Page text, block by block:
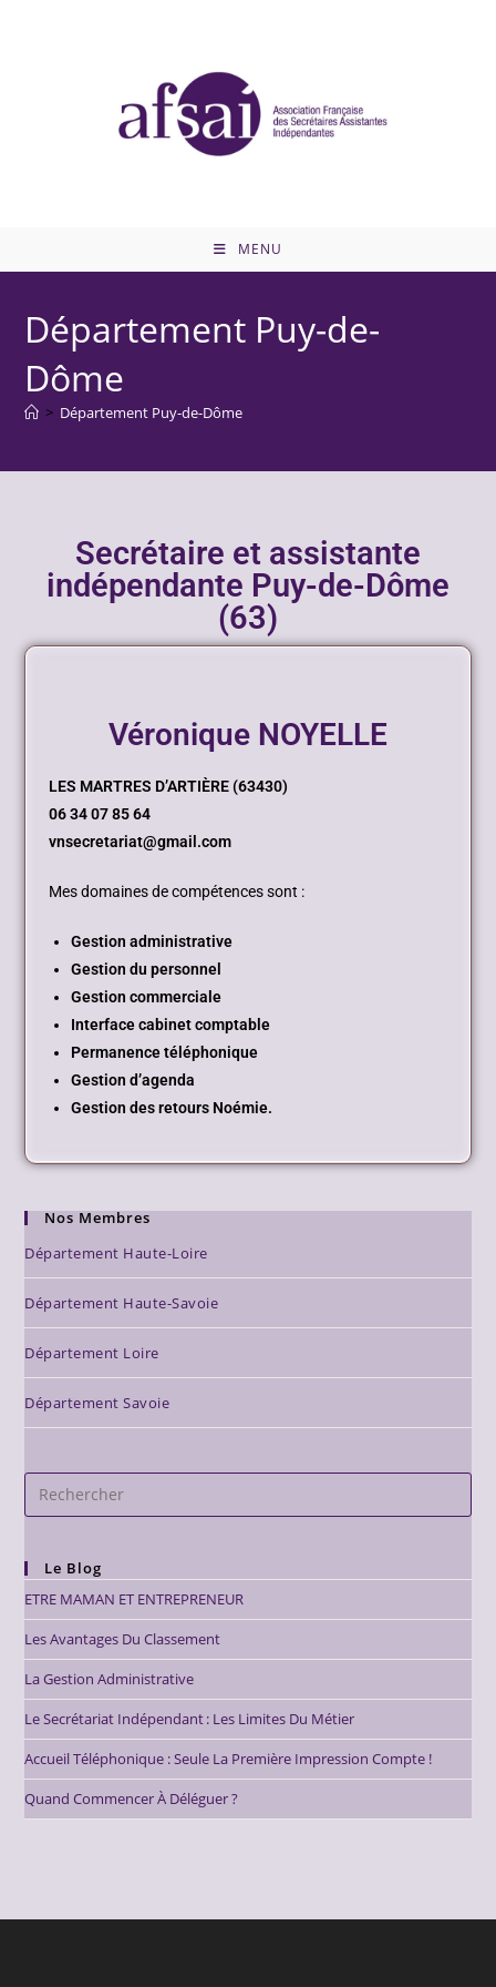
MENU
Département Puy-de-
Dôme
> Département Puy-de-Dôme
Secrétaire et assistante
indépendante Puy-de-Dôme
(63)
Véronique NOYELLE
LES MARTRES D’ARTIÈRE (63430)
06 34 07 85 64
vnsecretariat@gmail.com
Mes domaines de compétences sont :
Gestion administrative
Gestion du personnel
Gestion commerciale
Interface cabinet comptable
Permanence téléphonique
Gestion d’agenda
Gestion des retours Noémie.
Nos Membres
Département Haute-Loire
Département Haute-Savoie
Département Loire
Département Savoie
Le Blog
ETRE MAMAN ET ENTREPRENEUR
Les Avantages Du Classement
La Gestion Administrative
Le Secrétariat Indépendant : Les Limites Du Métier
Accueil Téléphonique : Seule La Première Impression Compte !
Quand Commencer À Déléguer ?